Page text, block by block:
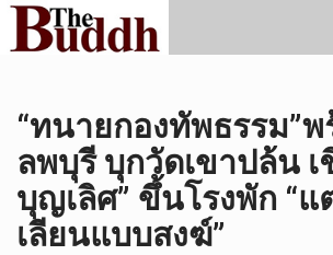
“ทนายกองทัพธรรม”
ลพบุรี บุกวัดเขาปล้น
บุญเลิศ” ขึ้นโรงพัก “แ
เลียนแบบสงฆ์”